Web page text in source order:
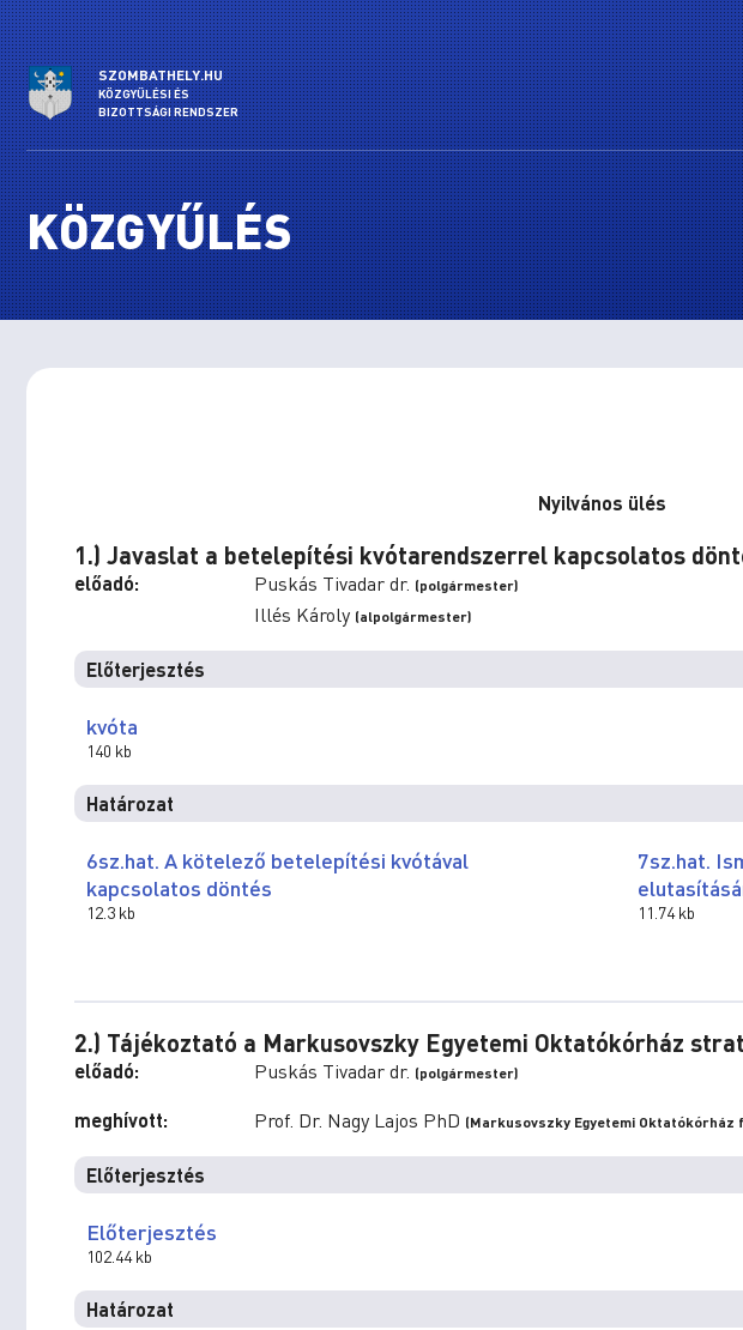
SZOMBATHELY.HU
KÖZGYŰLÉSI ÉS
BIZOTTSÁGI RENDSZER
KÖZGYŰLÉS
Nyilvános ülés
1.) Javaslat a betelepítési kvótarendszerrel kapcsolatos
előadó: Puskás Tivadar dr. (polgármester)
Illés Károly (alpolgármester)
Előterjesztés
kvóta
140 kb
Határozat
6sz.hat. A kötelező betelepítési kvótával
kapcsolatos döntés
12.3 kb
7sz.hat.
11.74 kb
2.) Tájékoztató a Markusovszky Egyetemi Oktatókórház
előadó: Puskás Tivadar dr. (polgármester)
meghívott: Prof. Dr. Nagy Lajos PhD (Markusovszky Egyetemi Oktatókórház
Előterjesztés
Előterjesztés
102.44 kb
Határozat